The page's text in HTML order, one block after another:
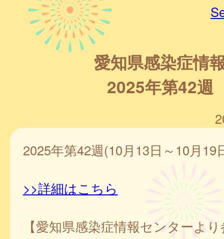
愛知県感染症情
2025年第42週
2025年第42週(10月13日～10月19
>>詳細はこちら
【愛知県感染症情報センターよ